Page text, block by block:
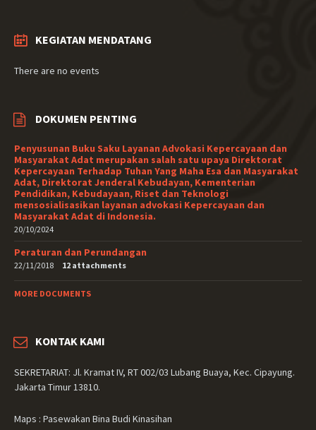
KEGIATAN MENDATANG
There are no events
DOKUMEN PENTING
Penyusunan Buku Saku Layanan Advokasi Kepercayaan dan
Masyarakat Adat merupakan salah satu upaya Direktorat
Kepercayaan Terhadap Tuhan Yang Maha Esa dan Masyarakat
Adat, Direktorat Jenderal Kebudayan, Kementerian
Pendidikan, Kebudayaan, Riset dan Teknologi
mensosialisasikan layanan advokasi Kepercayaan dan
Masyarakat Adat di Indonesia.
20/10/2024
Peraturan dan Perundangan
22/11/2018 12 attachments
MORE DOCUMENTS
KONTAK KAMI
SEKRETARIAT: Jl. Kramat IV, RT 002/03 Lubang Buaya, Kec. Cipayung.
Jakarta Timur 13810.
Maps : Pasewakan Bina Budi Kinasihan